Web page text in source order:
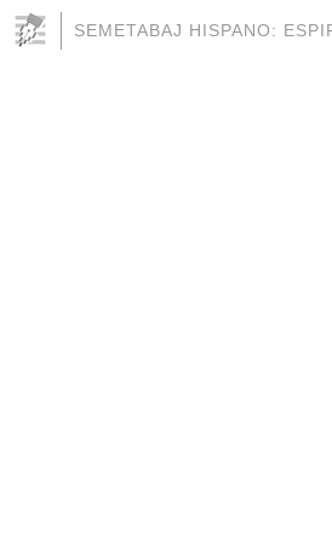
SEMETABAJ HISPANO: